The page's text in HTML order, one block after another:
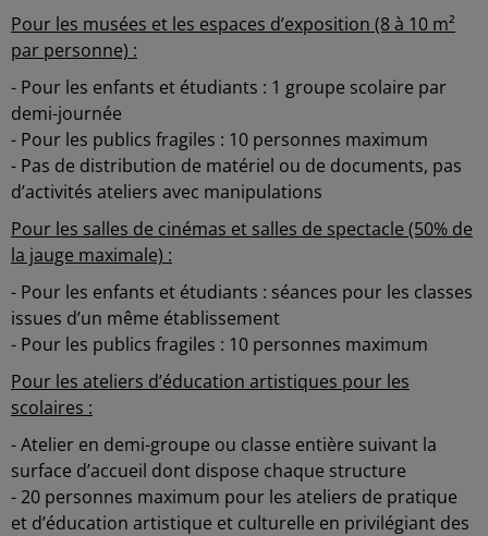
Pour les musées et les espaces d’exposition (8 à 10 m²
par personne) :
- Pour les enfants et étudiants : 1 groupe scolaire par
demi-journée
- Pour les publics fragiles : 10 personnes maximum
- Pas de distribution de matériel ou de documents, pas
d’activités ateliers avec manipulations
Pour les salles de cinémas et salles de spectacle (50% de
la jauge maximale) :
- Pour les enfants et étudiants : séances pour les classes
issues d’un même établissement
- Pour les publics fragiles : 10 personnes maximum
Pour les ateliers d’éducation artistiques pour les
scolaires :
-Atelier en demi-groupe ou classe entière suivant la
surface d’accueil dont dispose chaque structure
-20 personnes maximum pour les ateliers de pratique
et d’éducation artistique et culturelle en privilégiant des